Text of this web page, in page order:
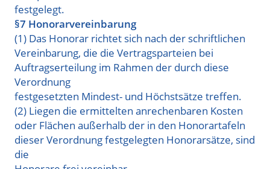
festgelegt.
§7 Honorarvereinbarung
(1) Das Honorar richtet sich nach der schriftlichen
Vereinbarung, die die Vertragsparteien bei
Auftragserteilung im Rahmen der durch diese
Verordnung
festgesetzten Mindest- und Höchstsätze treffen.
(2) Liegen die ermittelten anrechenbaren Kosten
oder Flächen außerhalb der in den Honorartafeln
dieser Verordnung festgelegten Honorarsätze, sind
die